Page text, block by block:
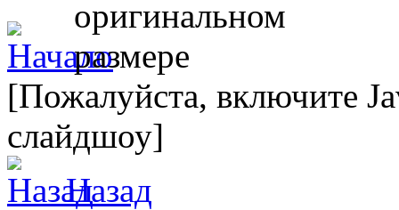
[Пожалуйста, включите
слайдшоу]
Назад